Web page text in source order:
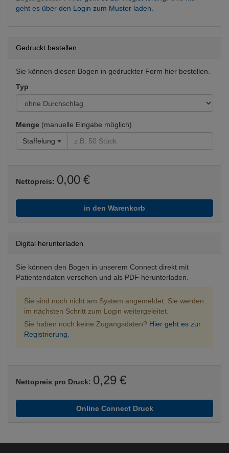
geht es über den Login zum Muster laden.
Gedruckt bestellen
Sie können diesen Bogen in gedruckter Form hier bestellen.
Typ
Menge (manuelle Eingabe möglich)
Staffelung
Nettopreis: 0,00 €
in den Warenkorb
Digital herunterladen
Sie können den Bogen in unserem Connect direkt mit
Patientendaten versehen und als PDF herunterladen.
Sie sind noch nicht am System angemeldet. Sie werden
im nächsten Schritt zum Login weitergeleitet.
Sie haben noch keine Zugangsdaten? Hier geht es zur
Registrierung.
Nettopreis pro Druck: 0,29 €
Online Connect Druck